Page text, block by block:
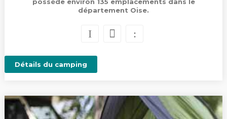
département Oise.
Détails du camping